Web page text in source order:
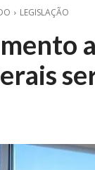
LEGISLAÇÃO